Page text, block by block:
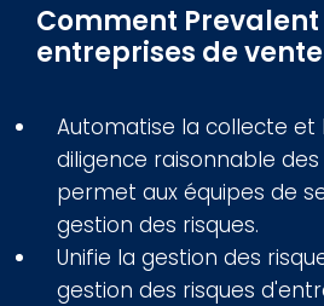
Comment
entreprises de
Automatise la collecte et
diligence raisonnable des
permet aux équipes de
gestion des risques.
Unifie la gestion des
gestion des risques